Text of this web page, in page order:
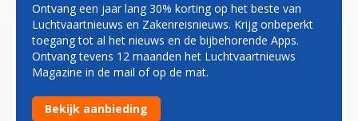
TRANSAVIA STOPT NA
KRITIEK MET OMSTREDEN
PIEK-DALCONTRACTEN
Ontvang een jaar lang 30% korting op het beste van
Luchtvaartnieuws en Zakenreisnieuws. Krijg onbeperkt
toegang tot al het nieuws en de bijbehorende Apps.
Ontvang tevens 12 maanden het Luchtvaartnieuws
Magazine in de mail of op de mat.
Bekijk aanbieding